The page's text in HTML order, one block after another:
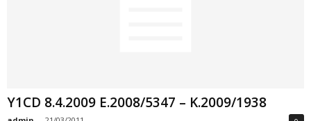
Y1CD 8.4.2009 E.2008/5347 – K.2009/1938